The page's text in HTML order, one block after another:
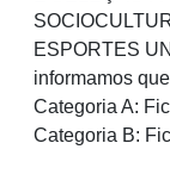
ESPORTES
informamos
Categoria A:
Categoria B: